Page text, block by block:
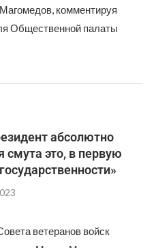
комментируя
Общественной палаты
абсолютно
смута это, в первую
ветеранов войск